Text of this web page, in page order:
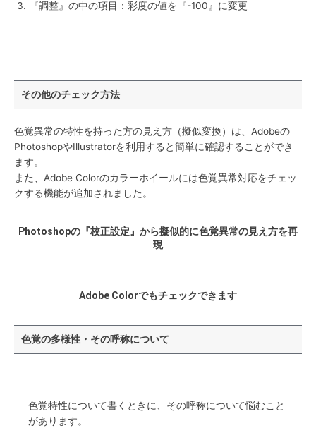
『調整』の中の項目：彩度の値を『-100』に変更
その他のチェック方法
色覚異常の特性を持った方の見え方（擬似変換）は、Adobeの
PhotoshopやIllustratorを利用すると簡単に確認することができ
ます。
また、Adobe Colorのカラーホイールには色覚異常対応をチェッ
クする機能が追加されました。
Photoshopの『校正設定』から擬似的に色覚異常の見え方を再
現
Adobe Colorでもチェックできます
色覚の多様性・その呼称について
色覚特性について書くときに、その呼称について悩むこと
があります。